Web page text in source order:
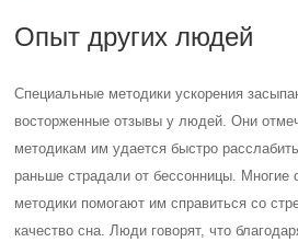
Опыт других людей
Специальные методики ускорения
восторженные отзывы у людей. Они
методикам им удается быстро
раньше страдали от бессонницы. Многие
методики помогают им справиться со
качество сна. Люди говорят, что